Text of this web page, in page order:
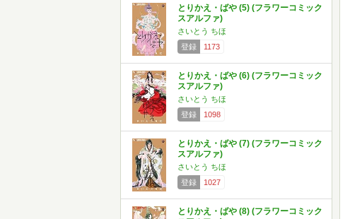
とりかえ・ばや (5) (フラワーコミック
スアルファ)
さいとう ちほ
登録
1173
とりかえ・ばや (6) (フラワーコミック
スアルファ)
さいとう ちほ
登録
1098
とりかえ・ばや (7) (フラワーコミック
スアルファ)
さいとう ちほ
登録
1027
とりかえ・ばや (8) (フラワーコミック